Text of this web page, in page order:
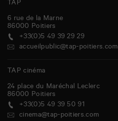
TAP
6 rue de la Marne
86000 Poitiers
+33(0)5 49 39 29 29
accueilpublic@tap-poitiers.com
TAP cinéma
24 place du Maréchal Leclerc
86000 Poitiers
+33(0)5 49 39 50 91
cinema@tap-poitiers.com